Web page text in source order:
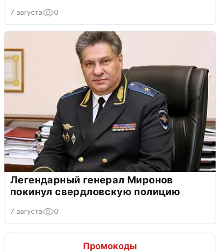
7 августа 0
Легендарный генерал Миронов
покинул свердловскую полицию
7 августа 0
Промокоды